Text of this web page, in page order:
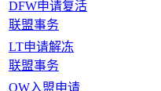
DFW申请复活
联盟事务
LT申请解冻
联盟事务
OW入盟申请